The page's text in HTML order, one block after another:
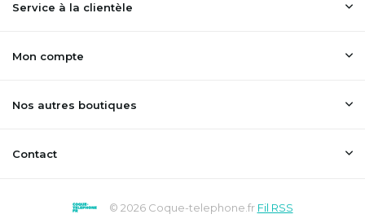
Service à la clientèle
Mon compte
Nos autres boutiques
Contact
© 2026 Coque-telephone.fr Fil RSS